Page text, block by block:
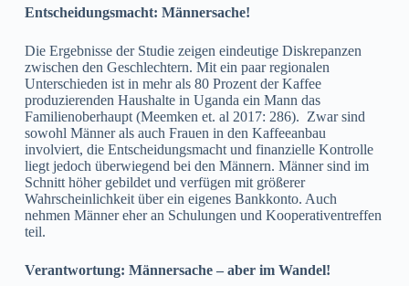
Entscheidungsmacht: Männersache!
Die Ergebnisse der Studie zeigen eindeutige Diskrepanzen
zwischen den Geschlechtern. Mit ein paar regionalen
Unterschieden ist in mehr als 80 Prozent der Kaffee
produzierenden Haushalte in Uganda ein Mann das
Familienoberhaupt (Meemken et. al 2017: 286). Zwar sind
sowohl Männer als auch Frauen in den Kaffeeanbau
involviert, die Entscheidungsmacht und finanzielle Kontrolle
liegt jedoch überwiegend bei den Männern. Männer sind im
Schnitt höher gebildet und verfügen mit größerer
Wahrscheinlichkeit über ein eigenes Bankkonto. Auch
nehmen Männer eher an Schulungen und Kooperativentreffen
teil.
Verantwortung: Männersache – aber im Wandel!